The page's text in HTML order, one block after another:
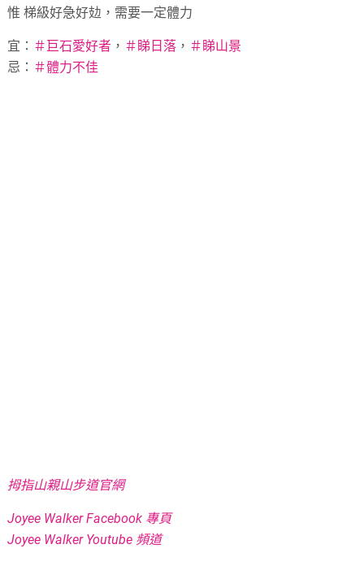
惟 梯級好急好攰，需要一定體力
宜： ＃巨石愛好者 ， ＃ 睇日落 ， ＃ 睇山景
忌： ＃體力不佳
拇指山親山步道官網
Joyee Walker Facebook 專頁
Joyee Walker Youtube 頻道